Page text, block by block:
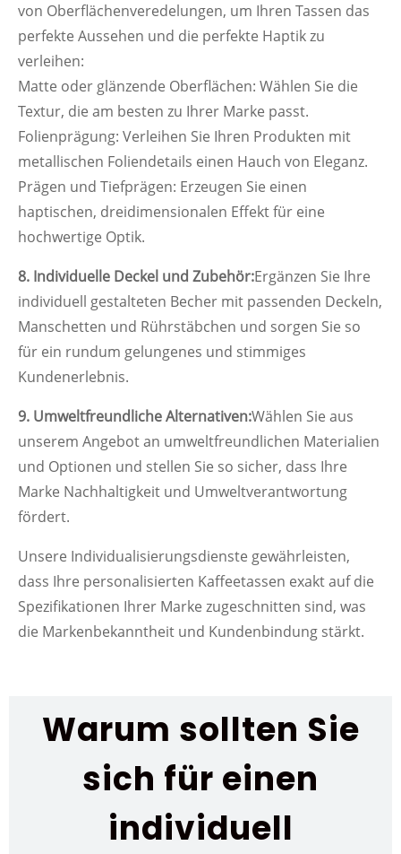
von Oberflächenveredelungen, um Ihren Tassen das
perfekte Aussehen und die perfekte Haptik zu
verleihen:
Matte oder glänzende Oberflächen: Wählen Sie die
Textur, die am besten zu Ihrer Marke passt.
Folienprägung: Verleihen Sie Ihren Produkten mit
metallischen Foliendetails einen Hauch von Eleganz.
Prägen und Tiefprägen: Erzeugen Sie einen
haptischen, dreidimensionalen Effekt für eine
hochwertige Optik.
8. Individuelle Deckel und Zubehör:Ergänzen Sie Ihre
individuell gestalteten Becher mit passenden Deckeln,
Manschetten und Rührstäbchen und sorgen Sie so
für ein rundum gelungenes und stimmiges
Kundenerlebnis.
9. Umweltfreundliche Alternativen:Wählen Sie aus
unserem Angebot an umweltfreundlichen Materialien
und Optionen und stellen Sie so sicher, dass Ihre
Marke Nachhaltigkeit und Umweltverantwortung
fördert.
Unsere Individualisierungsdienste gewährleisten,
dass Ihre personalisierten Kaffeetassen exakt auf die
Spezifikationen Ihrer Marke zugeschnitten sind, was
die Markenbekanntheit und Kundenbindung stärkt.
Warum sollten Sie
sich für einen
individuell